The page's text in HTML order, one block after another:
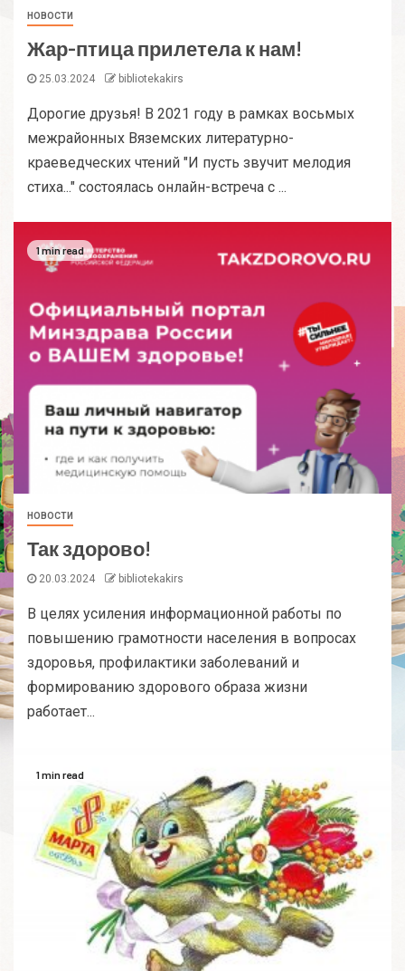
НОВОСТИ
Жар-птица прилетела к нам!
25.03.2024 bibliotekakirs
Дорогие друзья! В 2021 году в рамках восьмых
межрайонных Вяземских литературно-
краеведческих чтений "И пусть звучит мелодия
стиха..." состоялась онлайн-встреча с ...
1 min read
НОВОСТИ
Так здорово!
20.03.2024 bibliotekakirs
В целях усиления информационной работы по
повышению грамотности населения в вопросах
здоровья, профилактики заболеваний и
формированию здорового образа жизни
работает...
1 min read